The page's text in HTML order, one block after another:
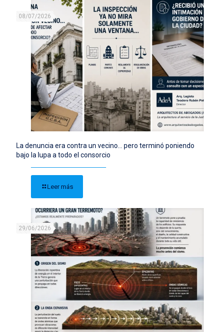
08/07/2026
La denuncia era contra un vecino… pero terminó poniendo
bajo la lupa a todo el consorcio
Leer más
29/06/2026